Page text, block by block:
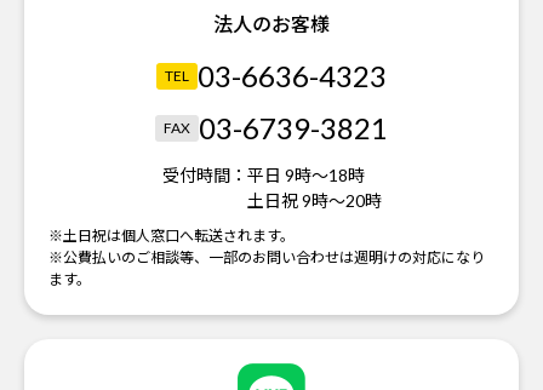
法人のお客様
TEL 03-6636-4323
FAX 03-6739-3821
受付時間： 平日 9時～18時
土日祝 9時～20時
※土日祝は個人窓口へ転送されます。
※公費払いのご相談等、一部のお問い合わせは週明けの対応になり
ます。